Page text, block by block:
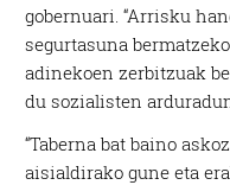
gobernuari. “Arrisku
segurtasuna
adinekoen zerbitzuak
du sozialisten
“Taberna bat baino
aisialdirako gune eta